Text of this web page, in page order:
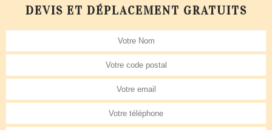
DEVIS ET DÉPLACEMENT GRATUITS